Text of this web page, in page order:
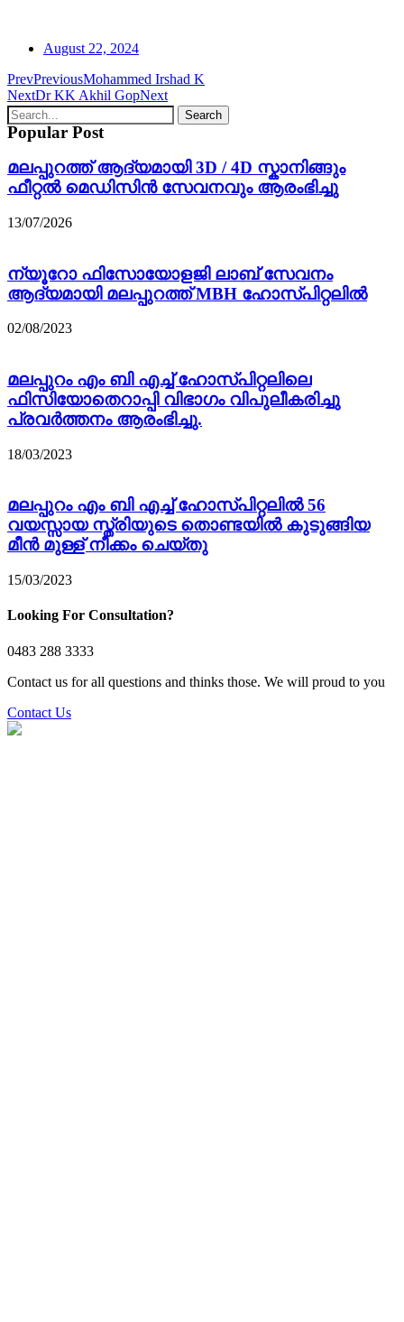
August 22, 2024
PrevPreviousMohammed Irshad K
NextDr KK Akhil GopNext
Search
Popular Post
മലപ്പുറത്ത് ആദ്യമായി 3D / 4D സ്കാനിങ്ങും
ഫീറ്റൽ മെഡിസിൻ സേവനവും ആരംഭിച്ചു
13/07/2026
ന്യൂറോ ഫിസോയോളജി ലാബ് സേവനം
ആദ്യമായി മലപ്പുറത്ത് MBH ഹോസ്പിറ്റലിൽ
02/08/2023
മലപ്പുറം എം ബി എച്ച് ഹോസ്പിറ്റലിലെ
ഫിസിയോതെറാപ്പി വിഭാഗം വിപുലീകരിച്ചു
പ്രവർത്തനം ആരംഭിച്ചു.
18/03/2023
മലപ്പുറം എം ബി എച്ച് ഹോസ്പിറ്റലിൽ 56
വയസ്സായ സ്ത്രിയുടെ തൊണ്ടയിൽ കുടുങ്ങിയ
മീൻ മുള്ള് നീക്കം ചെയ്തു
15/03/2023
Looking For Consultation?
0483 288 3333
Contact us for all questions and thinks those. We will proud to you
Contact Us